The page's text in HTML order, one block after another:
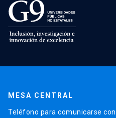
MESA CENTRAL
Teléfono para comunicarse